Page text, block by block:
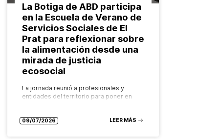
La Botiga de ABD participa
en la Escuela de Verano de
Servicios Sociales de El
Prat para reflexionar sobre
la alimentación desde una
mirada de justicia
ecosocial
La jornada reunió a profesionales y
entidades del territorio para poner en
saludable, sostenible y accesible para
09/07/2026 LEER MÁS